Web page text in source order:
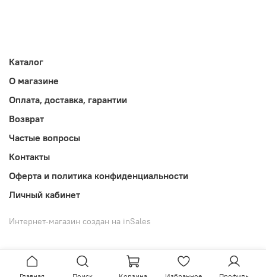
Каталог
О магазине
Оплата, доставка, гарантии
Возврат
Частые вопросы
Контакты
Оферта и политика конфиденциальности
Личный кабинет
Интернет-магазин создан на inSales